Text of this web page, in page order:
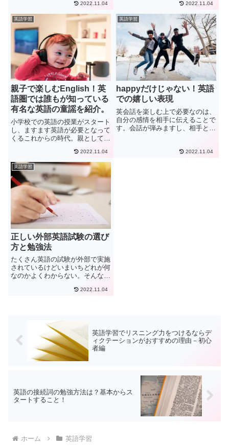
understand」ばかりを使っていま
せんか？英語には他にも理解した
ことを伝える表現があります。今
回は英語でよく使われ...
2022.11.04
ょうか。それが言葉の通じない国
では尚更です。身ぶり手振りで何
とか伝えることができて、助かっ
たけれども恥ずかしい、そんな
思...
2022.11.04
英語学習
親子で楽しむEnglish！英
語圏では誰もが知っている
有名な英語の童謡を紹介。
小学校での英語の授業がスタート
し、ますます英語が必要となって
くるこれからの時代。親としては
れるのだろう…そんなことを悩ま
れるお母さんが沢山います。しか
し、いきなり多くの単語や文法を
教えられても、英語に対する苦
手...
2022.11.04
英語学習
happyだけじゃない！英語
での嬉しい表現
英会話を楽しむ上で必要なのは、
自分の感情を相手に伝えることで
す。会話が弾みますし、相手との
えたい「嬉しい」の表現をご紹介
2022.11.04
英語学習
正しい外部英語試験の選び
方と勉強法
たくさん英語の試験が外部で実施
されているけどいまいちどれが何
なのかよくわからない。そんなあ
りしないようにしましょう。しっ
2022.11.04
英語学習でリスニング力をつけるならデ
ィクテーションがおすすめの理由－初心
者編
英語の接続詞の勉強方法は？基本からス
タートすること！
ホーム 英語学習